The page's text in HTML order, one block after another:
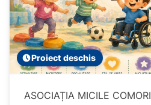
Proiect deschis
ASOCIAȚIA MICILE COMORI